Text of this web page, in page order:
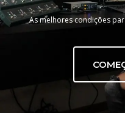
As melhores condições